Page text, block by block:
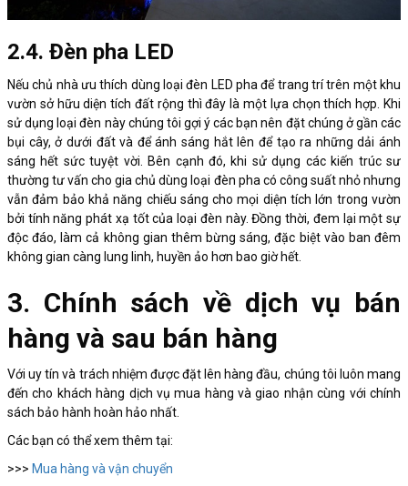
2.4. Đèn pha LED
Nếu chủ nhà ưu thích dùng loại đèn LED pha để trang trí trên một khu
vườn sở hữu diện tích đất rộng thì đây là một lựa chọn thích hợp. Khi
sử dụng loại đèn này chúng tôi gợi ý các bạn nên đặt chúng ở gần các
bụi cây, ở dưới đất và để ánh sáng hắt lên để tạo ra những dải ánh
sáng hết sức tuyệt vời. Bên cạnh đó, khi sử dụng các kiến trúc sư
thường tư vấn cho gia chủ dùng loại đèn pha có công suất nhỏ nhưng
vẫn đảm bảo khả năng chiếu sáng cho mọi diện tích lớn trong vườn
bởi tính năng phát xạ tốt của loại đèn này. Đồng thời, đem lại một sự
độc đáo, làm cả không gian thêm bừng sáng, đặc biệt vào ban đêm
không gian càng lung linh, huyền ảo hơn bao giờ hết.
3. Chính sách về dịch vụ bán
hàng và sau bán hàng
Với uy tín và trách nhiệm được đặt lên hàng đầu, chúng tôi luôn mang
đến cho khách hàng dịch vụ mua hàng và giao nhận cùng với chính
sách bảo hành hoàn hảo nhất.
Các bạn có thể xem thêm tại:
>>> Mua hàng và vận chuyển